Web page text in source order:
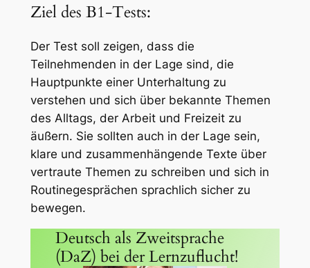
Ziel des B1-Tests:
Der Test soll zeigen, dass die
Teilnehmenden in der Lage sind, die
Hauptpunkte einer Unterhaltung zu
verstehen und sich über bekannte Themen
des Alltags, der Arbeit und Freizeit zu
äußern. Sie sollten auch in der Lage sein,
klare und zusammenhängende Texte über
vertraute Themen zu schreiben und sich in
Routinegesprächen sprachlich sicher zu
bewegen.
Deutsch als Zweitsprache
(DaZ) bei der Lernzuflucht!